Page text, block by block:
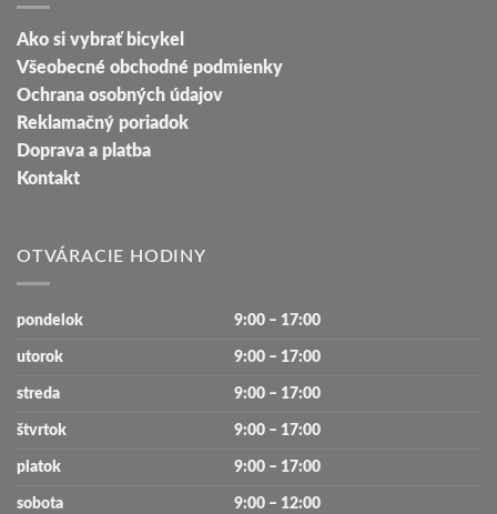
Ako si vybrať bicykel
Všeobecné obchodné podmienky
Ochrana osobných údajov
Reklamačný poriadok
Doprava a platba
Kontakt
OTVÁRACIE HODINY
pondelok 9:00 – 17:00
utorok 9:00 – 17:00
streda 9:00 – 17:00
štvrtok 9:00 – 17:00
piatok 9:00 – 17:00
sobota 9:00 – 12:00